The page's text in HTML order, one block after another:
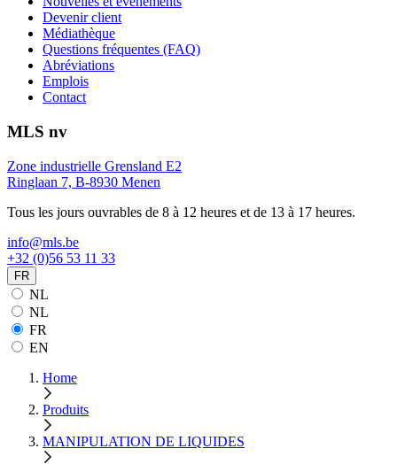
Devenir client
Médiathèque
Questions fréquentes (FAQ)
Abréviations
Emplois
Contact
MLS nv
Zone industrielle Grensland E2
Ringlaan 7, B-8930 Menen
Tous les jours ouvrables de 8 à 12 heures et de 13 à 17 heures.
info@mls.be
+32 (0)56 53 11 33
FR
NL
NL
FR
EN
Home
Produits
MANIPULATION DE LIQUIDES